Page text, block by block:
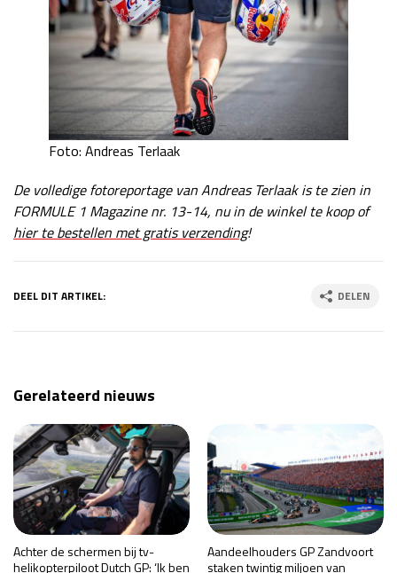
Foto: Andreas Terlaak
De volledige fotoreportage van Andreas Terlaak is te zien in
FORMULE 1 Magazine nr. 13-14, nu in de winkel te koop of
hier te bestellen met gratis verzending!
DEEL DIT ARTIKEL: DELEN
Gerelateerd nieuws
Achter de schermen bij tv-
helikopterpiloot Dutch GP: ‘Ik ben
Aandeelhouders GP Zandvoort
staken twintig miljoen van